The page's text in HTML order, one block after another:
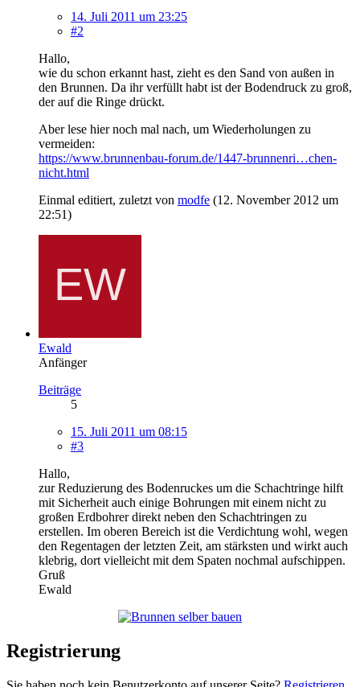
14. Juli 2011 um 23:25
#2
Hallo,
wie du schon erkannt hast, zieht es den Sand von außen in
den Brunnen. Da ihr verfüllt habt ist der Bodendruck zu groß,
der auf die Ringe drückt.
Aber lese hier noch mal nach, um Wiederholungen zu
vermeiden:
https://www.brunnenbau-forum.de/1447-brunnenri…chen-
nicht.html
Einmal editiert, zuletzt von modfe (12. November 2012 um
22:51)
Ewald
Anfänger
Beiträge
5
15. Juli 2011 um 08:15
#3
Hallo,
zur Reduzierung des Bodenruckes um die Schachtringe hilft
mit Sicherheit auch einige Bohrungen mit einem nicht zu
großen Erdbohrer direkt neben den Schachtringen zu
erstellen. Im oberen Bereich ist die Verdichtung wohl, wegen
den Regentagen der letzten Zeit, am stärksten und wirkt auch
klebrig, dort vielleicht mit dem Spaten nochmal aufschippen.
Gruß
Ewald
Registrierung